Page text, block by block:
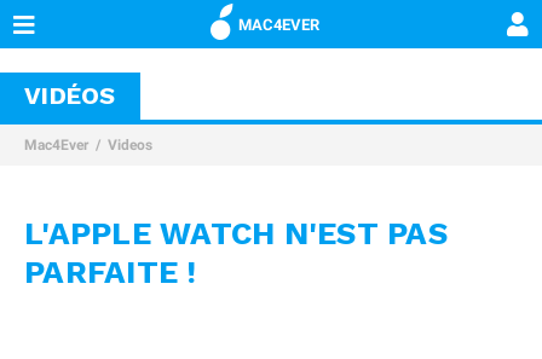
MAC4EVER
VIDÉOS
Mac4Ever Videos
L'APPLE WATCH N'EST PAS
PARFAITE !